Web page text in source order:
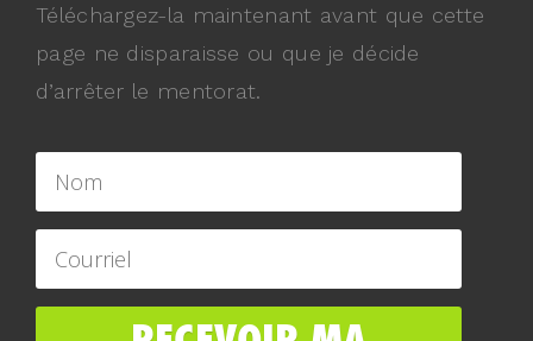
Téléchargez-la maintenant avant que cette
page ne disparaisse ou que je décide
d’arrêter le mentorat.